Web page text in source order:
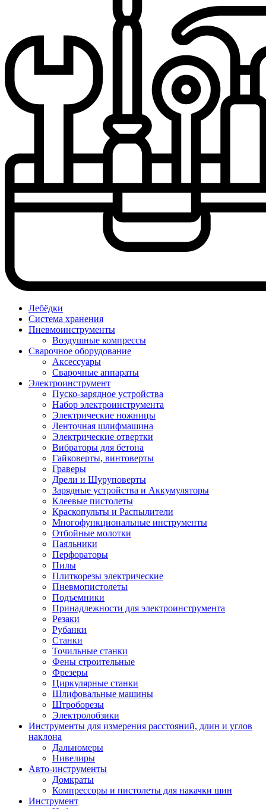
Лебёдки
Система хранения
Пневмоинструменты
Воздушные компрессы
Сварочное оборудование
Аксессуары
Сварочные аппараты
Электроинструмент
Пуско-зарядное устройства
Набор электроинструмента
Электрические ножницы
Ленточная шлифмашина
Электрические отвертки
Вибраторы для бетона
Гайковерты, винтоверты
Граверы
Дрели и Шуруповерты
Зарядные устройства и Аккумуляторы
Клеевые пистолеты
Краскопульты и Распылители
Многофункциональные инструменты
Отбойные молотки
Паяльники
Перфораторы
Пилы
Плиткорезы электрические
Пневмопистолеты
Подъемники
Принадлежности для электроинструмента
Резаки
Рубанки
Станки
Точильные станки
Фены строительные
Фрезеры
Циркулярные станки
Шлифовальные машины
Штроборезы
Электролобзики
Инструменты для измерения расстояний, длин и углов
наклона
Дальномеры
Нивелиры
Авто-инструменты
Домкраты
Компрессоры и пистолеты для накачки шин
Инструмент